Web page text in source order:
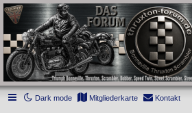
thruxton-
DAS FORUM! Alles rund um die Triumph Modern
die New Bonneville Baureihen ab BJ 2001.
Scrambler, Bobber, Speed Twin, Street Scrambler,
und Speedmaster.
Dark mode
Mitgliederkarte Kontakt